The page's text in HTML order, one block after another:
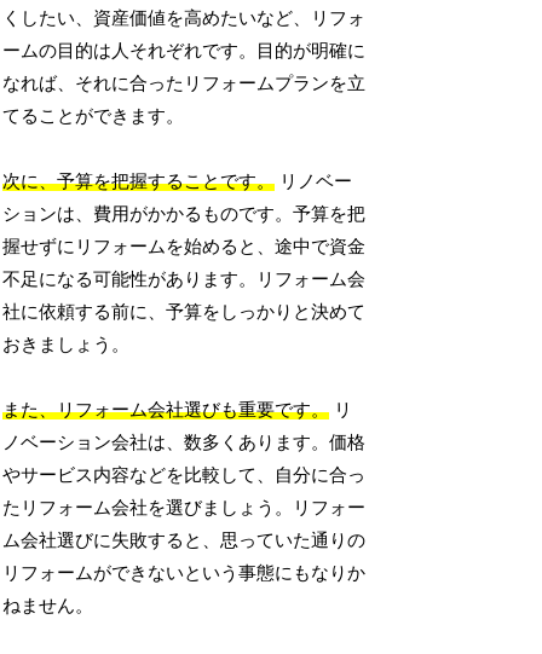
くしたい、資産価値を高めたいなど、リフォ
ームの目的は人それぞれです。目的が明確に
なれば、それに合ったリフォームプランを立
てることができます。
次に、予算を把握することです。 リノベー
ションは、費用がかかるものです。予算を把
握せずにリフォームを始めると、途中で資金
不足になる可能性があります。リフォーム会
社に依頼する前に、予算をしっかりと決めて
おきましょう。
また、リフォーム会社選びも重要です。 リ
ノベーション会社は、数多くあります。価格
やサービス内容などを比較して、自分に合っ
たリフォーム会社を選びましょう。リフォー
ム会社選びに失敗すると、思っていた通りの
リフォームができないという事態にもなりか
ねません。